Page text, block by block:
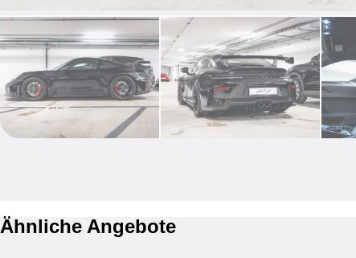
Ähnliche Angebote